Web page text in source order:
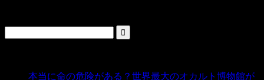
本当に命の危険がある？世界最大のオカルト博物館が